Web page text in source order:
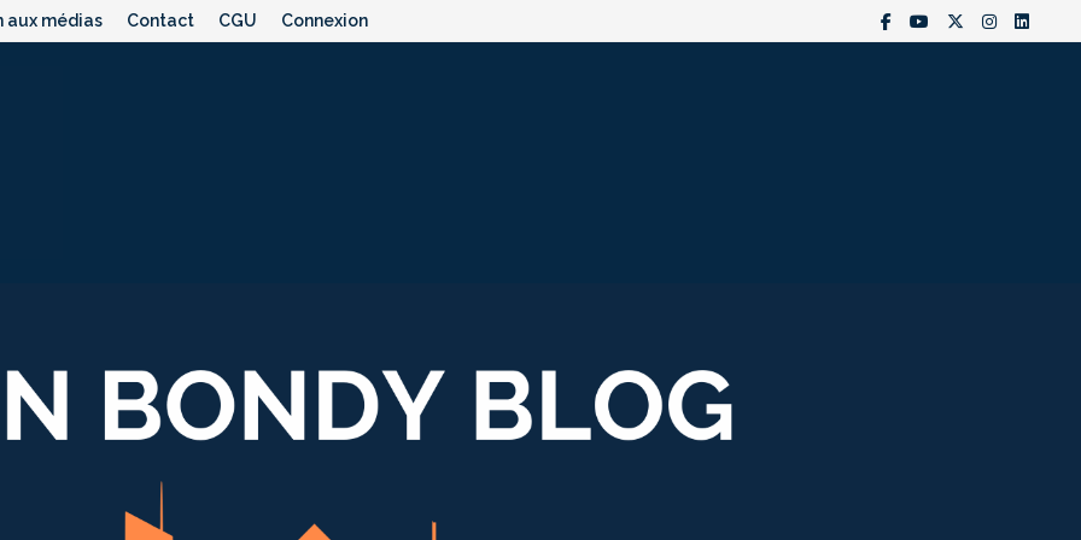
aux médias Contact CGU Connexion